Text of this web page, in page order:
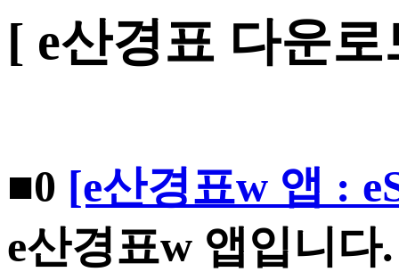
[ e산경표 다운로
■0 [e산경표w 앱 :
e산경표w 앱입니다.